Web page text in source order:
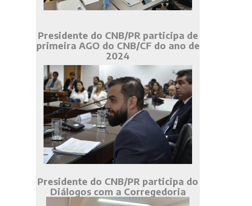
Presidente do CNB/PR participa de
primeira AGO do CNB/CF do ano de
2024
Presidente do CNB/PR participa do
Diálogos com a Corregedoria